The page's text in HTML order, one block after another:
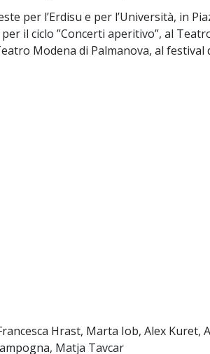
per l’Erdisu e per l’Università, in
il ciclo ”Concerti aperitivo”, al
Modena di Palmanova, al festival
Hrast, Marta Iob, Alex
Matja Tavcar